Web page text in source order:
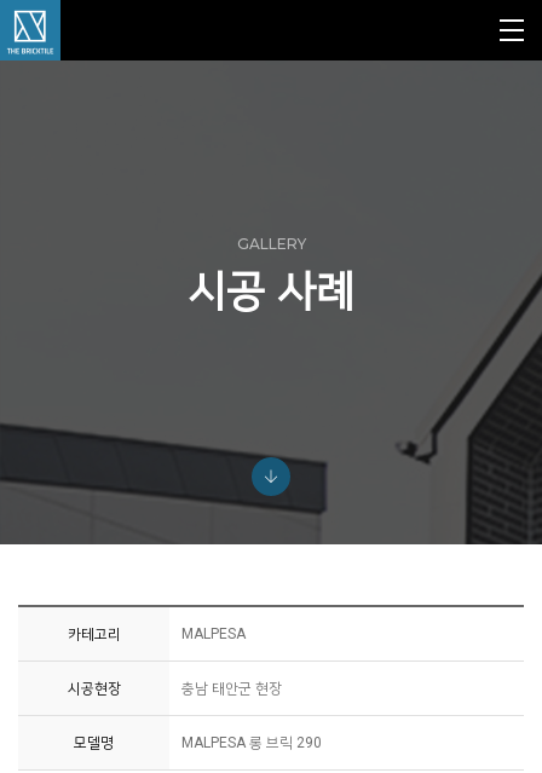
GALLERY
시공 사례
카테고리 MALPESA
시공현장 충남 태안군 현장
모델명 MALPESA 롱 브릭 290